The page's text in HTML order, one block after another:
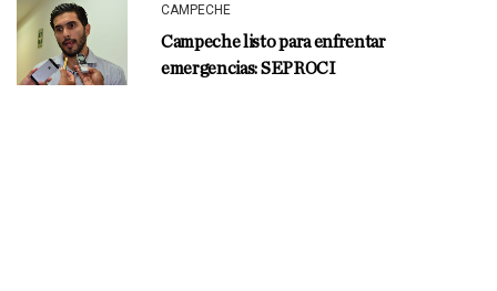
CAMPECHE
Campeche listo para enfrentar
emergencias: SEPROCI